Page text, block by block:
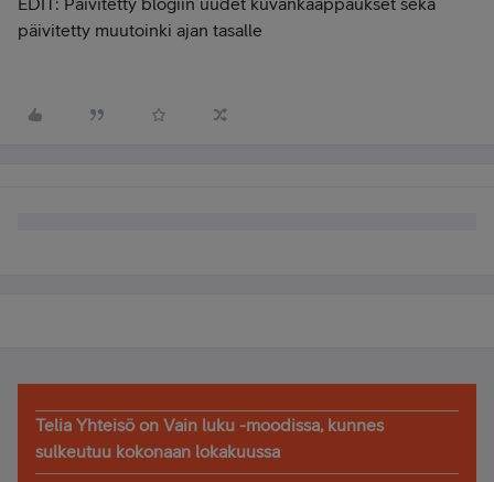
päivitetty muutoinki ajan tasalle
Telia Yhteisö on Vain luku -moodissa, kunnes
sulkeutuu kokonaan lokakuussa